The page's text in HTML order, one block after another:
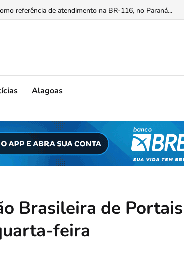
vaga na Câmara Federal...
Alagoas
Brasileira de Portais
feira